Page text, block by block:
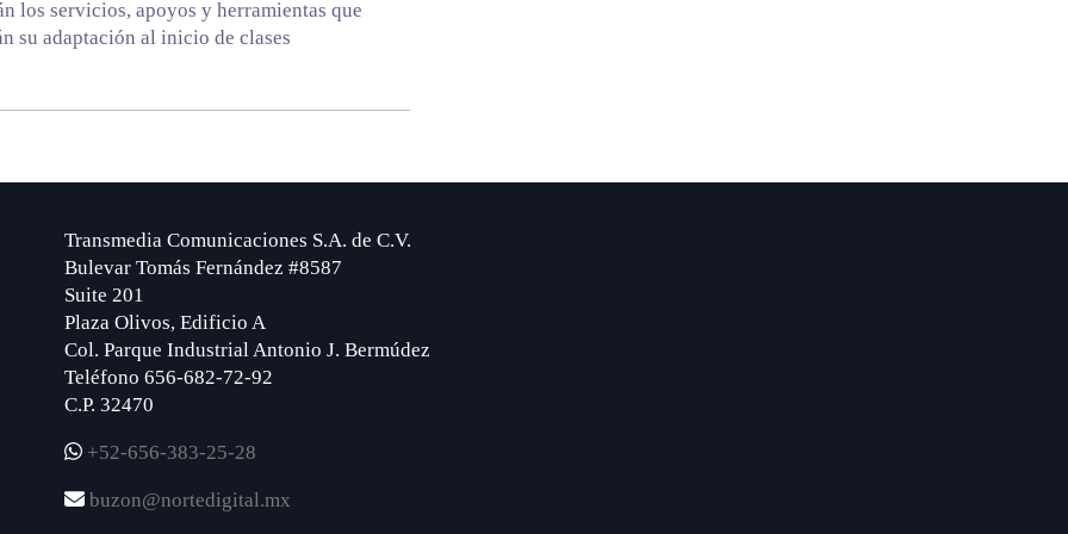
los servicios, apoyos y herramientas que
su adaptación al inicio de clases
Transmedia Comunicaciones S.A. de C.V.
Bulevar Tomás Fernández #8587
Suite 201
Plaza Olivos, Edificio A
Col. Parque Industrial Antonio J. Bermúdez
Teléfono 656-682-72-92
C.P. 32470
+52-656-383-25-28
buzon@nortedigital.mx